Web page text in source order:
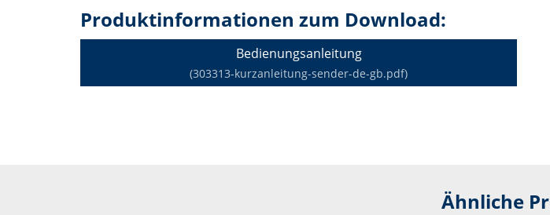
Produktinformationen zum Download:
Bedienungsanleitung
(303313-kurzanleitung-sender-de-gb.pdf)
Ähnliche